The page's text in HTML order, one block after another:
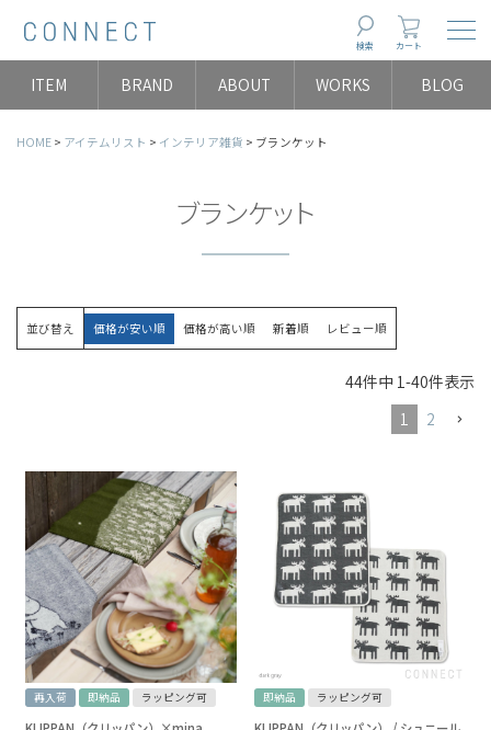
検索 カート
ITEM BRAND ABOUT WORKS BLOG
HOME アイテムリスト インテリア雑貨 ブランケット
ブランケット
並び替え 価格が安い順 価格が高い順 新着順 レビュー順
44件中 1 -40件表示
1
2
再入荷 即納品 ラッピング可 即納品 ラッピング可